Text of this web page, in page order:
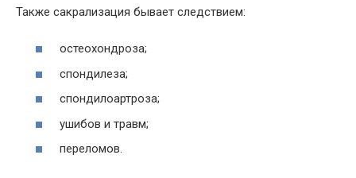
Также сакрализация бывает следствием:
остеохондроза;
спондилеза;
спондилоартроза;
ушибов и травм;
переломов.